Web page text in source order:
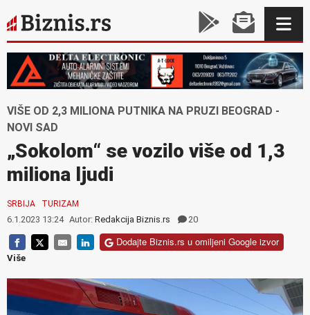
VIŠE OD 2,3 MILIONA PUTNIKA NA PRUZI BEOGRAD -
NOVI SAD
„Sokolom“ se vozilo više od 1,3
miliona ljudi
SRBIJA TURIZAM
6.1.2023 13:24 Autor: Redakcija Biznis.rs 20
Dodajte Biznis.rs u omiljeni Google izvor
Više